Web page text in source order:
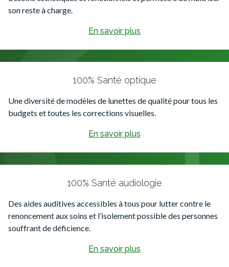
son reste à charge.
En savoir plus
100% Santé optique
Une diversité de modèles de lunettes de qualité pour tous les
budgets et toutes les corrections visuelles.
En savoir plus
100% Santé audiologie
Des aides auditives accessibles à tous pour lutter contre le
renoncement aux soins et l’isolement possible des personnes
souffrant de déficience.
En savoir plus